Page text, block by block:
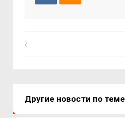
Другие новости по теме